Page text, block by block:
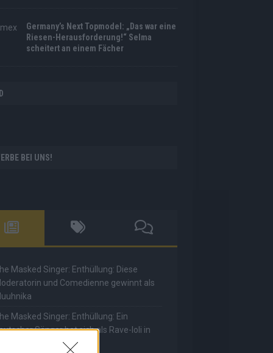
Germany’s Next Topmodel: „Das war eine
Riesen-Herausforderung!“ Selma
scheitert an einem Fächer
BEI UNS!
Masked Singer: Enthüllung: Diese
und Comedienne gewinnt als
Masked Singer: Enthüllung: Ein
Sänger hat sich als Rave-Ioli in
Herzen gesungen